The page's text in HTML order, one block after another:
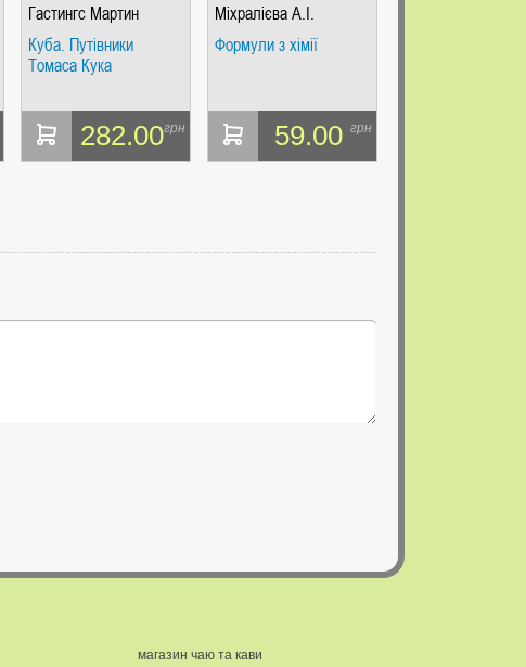
Гастингс Мартин
Куба. Путівники
Томаса Кука
282.00грн
Міхралієва А.І.
Формули з хімії
59.00 грн
магазин чаю та кави